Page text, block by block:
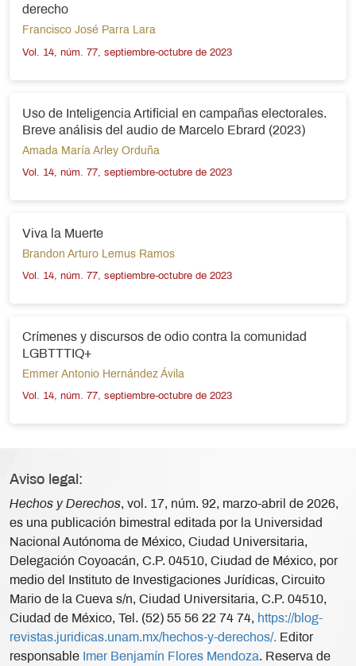
derecho
Francisco José Parra Lara
Vol. 14, núm. 77, septiembre-octubre de 2023
Uso de Inteligencia Artificial en campañas electorales.
Breve análisis del audio de Marcelo Ebrard (2023)
Amada María Arley Orduña
Vol. 14, núm. 77, septiembre-octubre de 2023
Viva la Muerte
Brandon Arturo Lemus Ramos
Vol. 14, núm. 77, septiembre-octubre de 2023
Crímenes y discursos de odio contra la comunidad
LGBTTTIQ+
Emmer Antonio Hernández Ávila
Vol. 14, núm. 77, septiembre-octubre de 2023
Aviso legal:
Hechos y Derechos, vol. 17, núm. 92, marzo-abril de 2026,
es una publicación bimestral editada por la Universidad
Nacional Autónoma de México, Ciudad Universitaria,
Delegación Coyoacán, C.P. 04510, Ciudad de México, por
medio del Instituto de Investigaciones Jurídicas, Circuito
Mario de la Cueva s/n, Ciudad Universitaria, C.P. 04510,
Ciudad de México, Tel. (52) 55 56 22 74 74, https://blog-
revistas.juridicas.unam.mx/hechos-y-derechos/. Editor
responsable Imer Benjamín Flores Mendoza. Reserva de